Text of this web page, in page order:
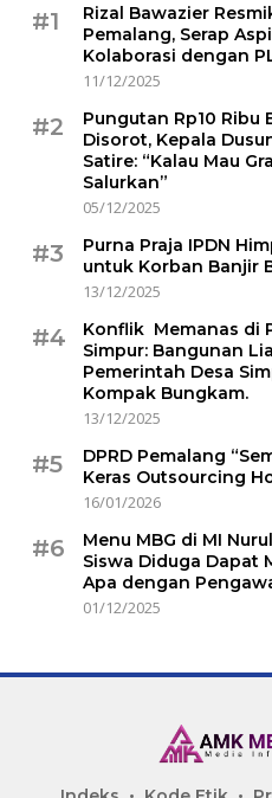
#1
Rizal Bawazier
Pemalang, Serap
Kolaborasi dengan
11/12/2025
#2
Pungutan Rp10 Ribu
Disorot, Kepala
Satire: “Kalau Mau
Salurkan”
05/12/2025
#3
Purna Praja IPDN
untuk Korban Banjir
13/12/2025
#4
Konflik Memanas di
Simpur: Bangunan
Pemerintah Desa
Kompak Bungkam.
13/12/2025
#5
DPRD Pemalang
Keras Outsourcing
16/01/2026
#6
Menu MBG di MI
Siswa Diduga Dapat
Apa dengan
01/12/2025